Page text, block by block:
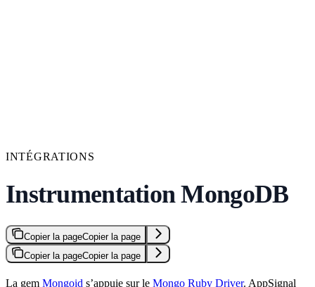
INTÉGRATIONS
Instrumentation MongoDB
Copier la pageCopier la page
Copier la pageCopier la page
La gem Mongoid s’appuie sur le Mongo Ruby Driver. AppSignal